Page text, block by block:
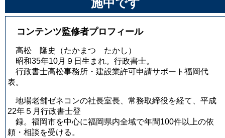
施中です
コンテンツ監修者プロフィール
高松 隆史
（たかまつ たかし）
昭和35年10月９日生まれ。行政書士。
行政書士高松事務所・建設業許可申請サポート福岡代
表。
地場老舗ゼネコンの社長室長、常務取締役を経て、平成
22年５月行政書士登
録。福岡市を中心に福岡県内全域で年間100件以上の依
頼・相談を受ける。